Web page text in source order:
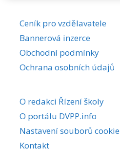
Ceník pro vzdělavatele
Bannerová inzerce
Obchodní podmínky
Ochrana osobních údajů
O redakci Řízení školy
O portálu DVPP.info
Nastavení souborů cookie
Kontakt